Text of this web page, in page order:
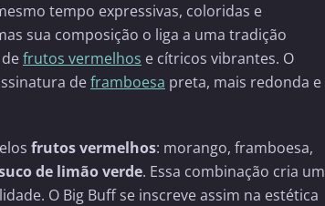
tempo expressivas, coloridas e
sua composição o liga a uma tradição
frutos vermelhos e cítricos vibrantes. O
deframboesa preta, mais redonda e
frutos vermelhos: morango, framboesa,
de limão verde. Essa combinação cria um
O Big Buff se inscreve assim na estética